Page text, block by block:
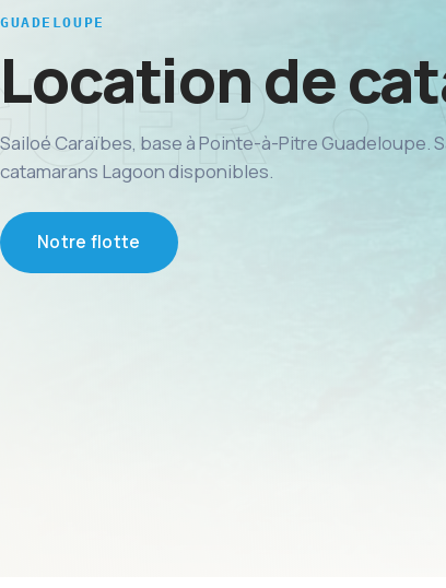
GUADELOUPE
Location de
Sailoé Caraïbes, base à Pointe-à-Pitre Guadeloupe.
catamarans Lagoon disponibles.
Notre flotte